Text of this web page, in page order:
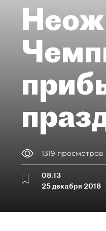
1319 просмотров
08:13
25 декабря 2018